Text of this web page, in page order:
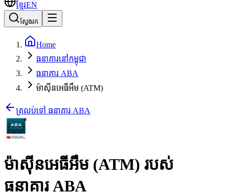
ខ្មែរEN
ស្វែងរក
Home
ធនាគារនៅកម្ពុជា
ធនាគារ ABA
ម៉ាស៊ីនអេធីអឹម (ATM)
ត្រលប់ទៅ ធនាគារ ABA
ម៉ាស៊ីនអេធីអឹម (ATM) របស់
ធនាគារ ABA